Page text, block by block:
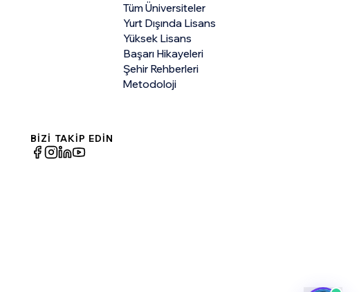
Tüm Üniversiteler
Yurt Dışında Lisans
Yüksek Lisans
Başarı Hikayeleri
Şehir Rehberleri
Metodoloji
BİZİ TAKİP EDİN